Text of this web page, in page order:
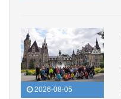
2026-08-05